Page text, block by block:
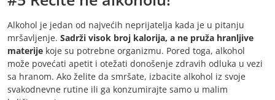
Alkohol je jedan od najvećih neprijatelja kada je u pitanju
mršavljenje. Sadrži visok broj kalorija, a ne pruža hranljive
materije koje su potrebne organizmu. Pored toga, alkohol
može povećati apetit i otežati donošenje zdravih odluka u vezi
sa hranom. Ako želite da smršate, izbacite alkohol iz svoje
svakodnevne rutine ili ga konzumirajte samo u malim